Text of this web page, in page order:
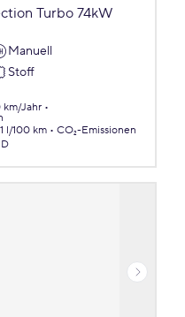
Turbo 74kW
Manuell
Stoff
km/Jahr
l/100 km
CO₂-Emissionen
D